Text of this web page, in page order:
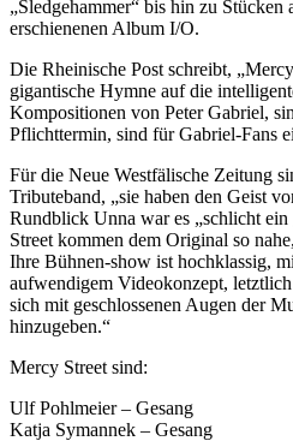
„Sledgehammer“ bis hin zu Stücken
erschienenen Album I/O.
Die Rheinische Post schreibt,
gigantische Hymne auf die
Kompositionen von Peter Gabriel,
Pflichttermin, sind für Gabriel-Fans
Für die Neue Westfälische Zeitung
Tributeband, „sie haben den Geist
Rundblick Unna war es „schlicht
Street kommen dem Original so
Ihre Bühnen-show ist hochklassig,
aufwendigem Videokonzept,
sich mit geschlossenen Augen der
hinzugeben.“
Mercy Street sind:
Ulf Pohlmeier – Gesang
Katja Symannek – Gesang